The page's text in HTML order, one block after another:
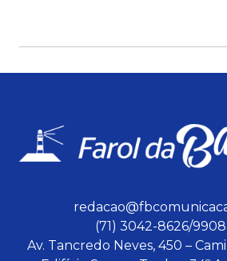
(71) 3042-8626/
Av. Tancredo Neves, 450 –